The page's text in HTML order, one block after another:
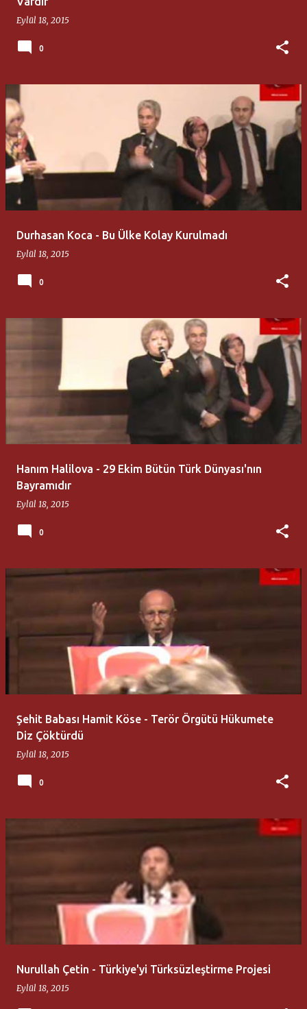
Eylül 18, 2015
0
Durhasan Koca - Bu Ülke Kolay Kurulmadı
Eylül 18, 2015
0
Hanım Halilova - 29 Ekim Bütün Türk Dünyası'nın
Bayramıdır
Eylül 18, 2015
0
Şehit Babası Hamit Köse - Terör Örgütü Hükumete
Diz Çöktürdü
Eylül 18, 2015
0
Nurullah Çetin - Türkiye'yi Türksüzleştirme Projesi
Eylül 18, 2015